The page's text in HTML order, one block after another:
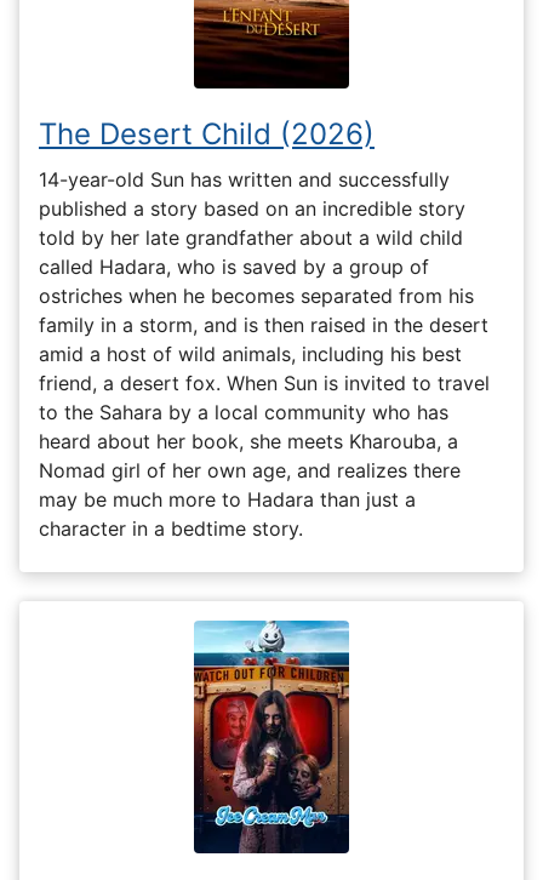
The Desert Child (2026)
14-year-old Sun has written and successfully
published a story based on an incredible story
told by her late grandfather about a wild child
called Hadara, who is saved by a group of
ostriches when he becomes separated from his
family in a storm, and is then raised in the desert
amid a host of wild animals, including his best
friend, a desert fox. When Sun is invited to travel
to the Sahara by a local community who has
heard about her book, she meets Kharouba, a
Nomad girl of her own age, and realizes there
may be much more to Hadara than just a
character in a bedtime story.